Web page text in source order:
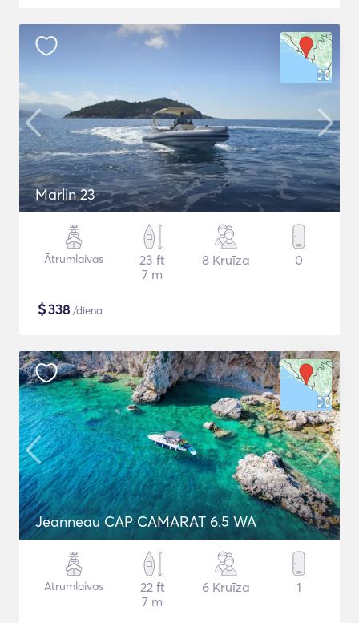
Marlin 23
Ātrumlaivas
23 ft
7 m
8 Kruīza 0
$338 /diena
Jeanneau CAP CAMARAT 6.5 WA
Ātrumlaivas
22 ft
7 m
6 Kruīza 1